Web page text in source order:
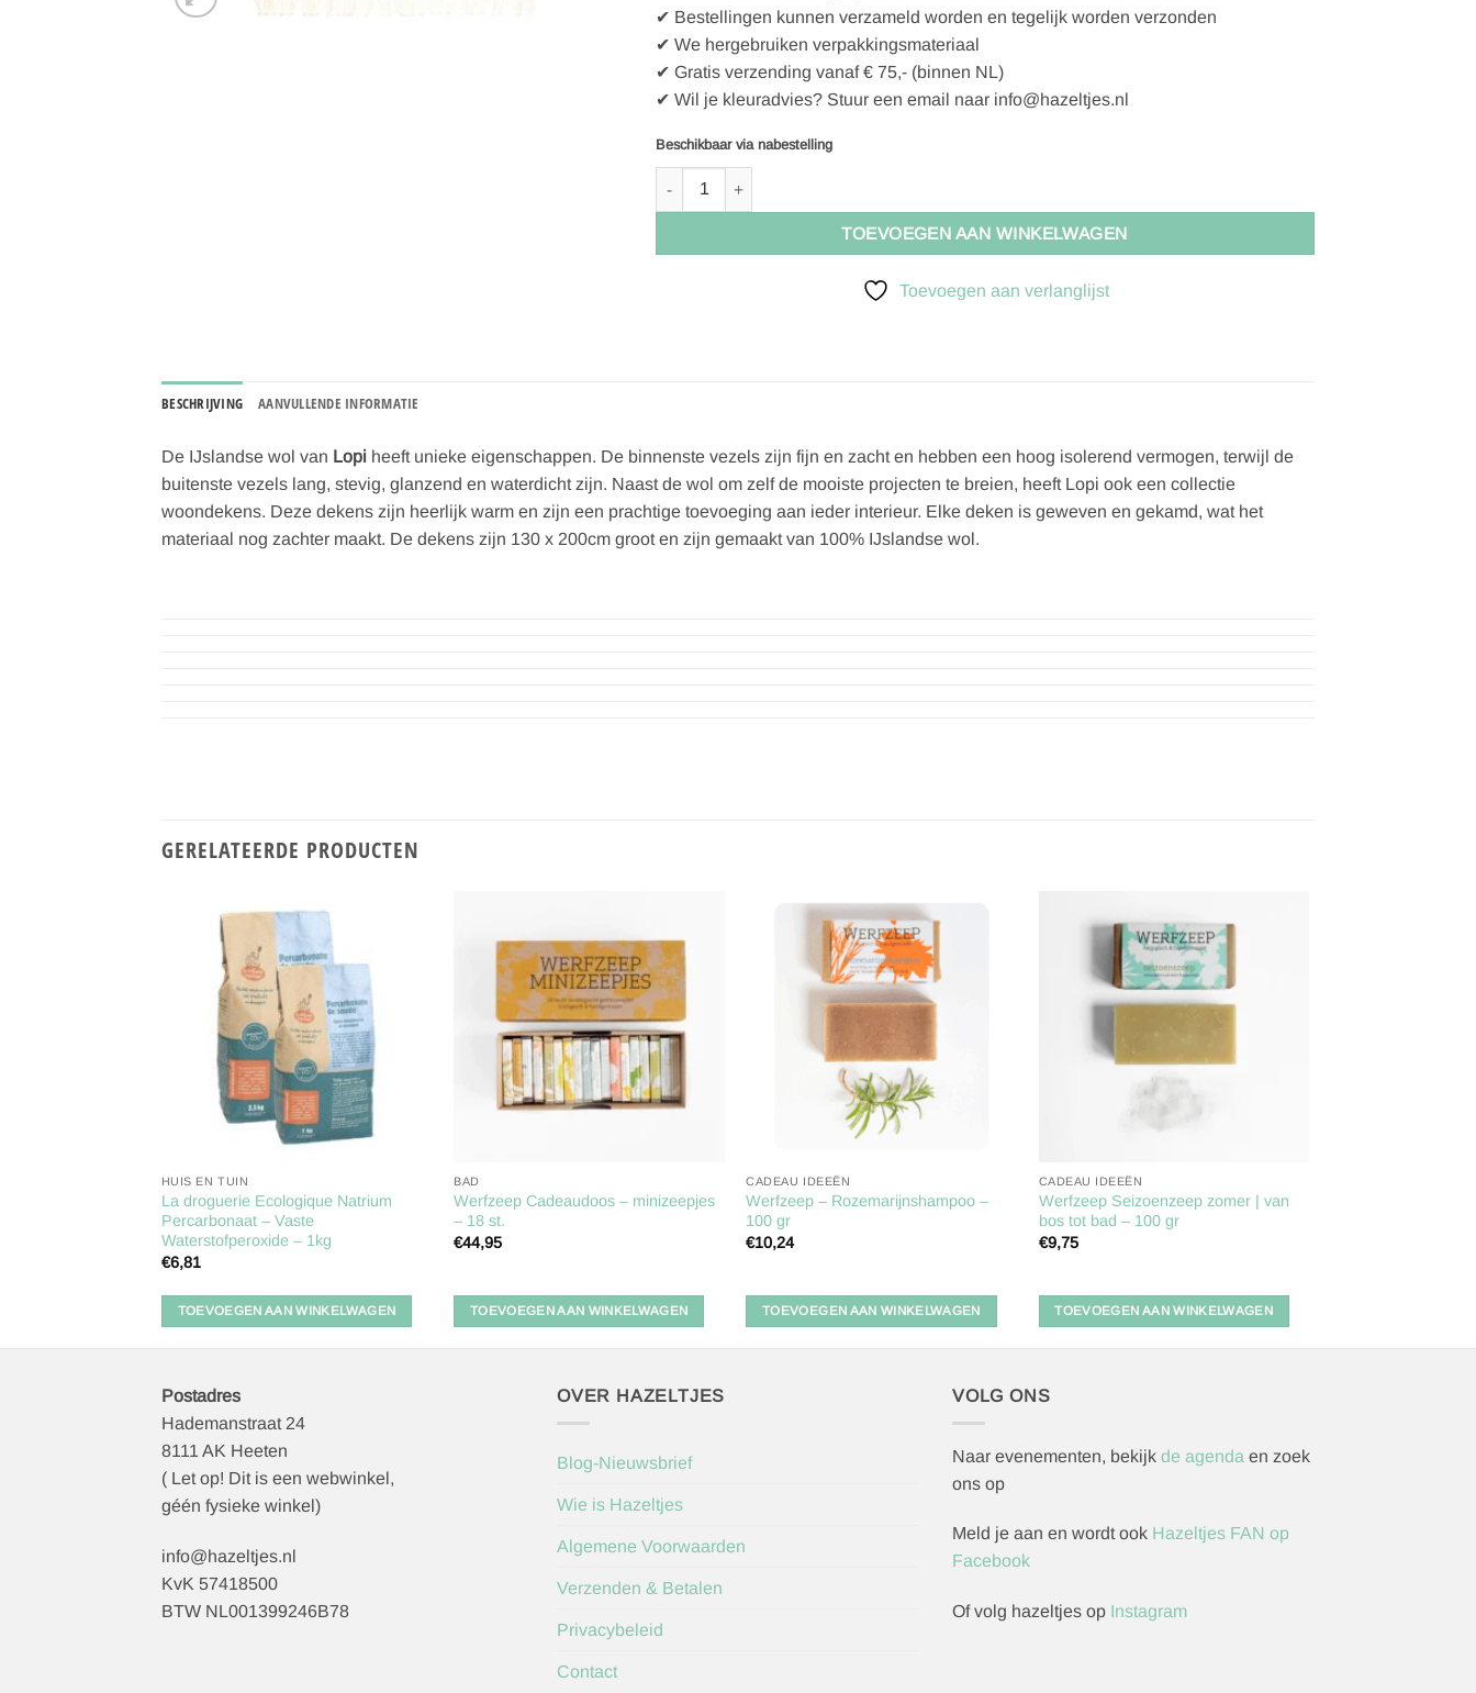
✔ Bestellingen kunnen verzameld worden en tegelijk worden verzonden
✔ We hergebruiken verpakkingsmateriaal
✔ Gratis verzending vanaf € 75,- (binnen NL)
✔ Wil je kleuradvies? Stuur een email naar info@hazeltjes.nl
Beschikbaar via nabestelling
Niet bio! Istex Lopi Álafoss Interior deken - Ægissíða- 130x200cm aantal
TOEVOEGEN AAN WINKELWAGEN
Toevoegen aan verlanglijst
BESCHRIJVING AANVULLENDE INFORMATIE
De IJslandse wol van Lopi heeft unieke eigenschappen. De binnenste vezels zijn fijn en zacht en hebben een hoog isolerend vermogen, terwijl de
buitenste vezels lang, stevig, glanzend en waterdicht zijn. Naast de wol om zelf de mooiste projecten te breien, heeft Lopi ook een collectie
woondekens. Deze dekens zijn heerlijk warm en zijn een prachtige toevoeging aan ieder interieur. Elke deken is geweven en gekamd, wat het
materiaal nog zachter maakt. De dekens zijn 130 x 200cm groot en zijn gemaakt van 100% IJslandse wol.
GERELATEERDE PRODUCTEN
HUIS EN TUIN
La droguerie Ecologique Natrium
Percarbonaat – Vaste
Waterstofperoxide – 1kg
€6,81
TOEVOEGEN AAN WINKELWAGEN
Toevoegen
aan
verlanglijst
BAD
Werfzeep Cadeaudoos – minizeepjes
– 18 st.
€44,95
TOEVOEGEN AAN WINKELWAGEN
verlanglijst
CADEAU IDEEËN
Werfzeep – Rozemarijnshampoo –
100 gr
€10,24
TOEVOEGEN AAN WINKELWAGEN
CADEAU IDEEËN
Werfzeep Seizoenzeep zomer | van
bos tot bad – 100 gr
€9,75
TOEVOEGEN AAN WINKELWAGEN
Postadres
Hademanstraat 24
8111 AK Heeten
( Let op! Dit is een webwinkel,
géén fysieke winkel)
info@hazeltjes.nl
KvK 57418500
BTW NL001399246B78
OVER HAZELTJES
Blog-Nieuwsbrief
Wie is Hazeltjes
Algemene Voorwaarden
Verzenden & Betalen
Privacybeleid
Contact
VOLG ONS
Naar evenementen, bekijk de agenda en zoek
ons op
Meld je aan en wordt ook Hazeltjes FAN op
Facebook
Of volg hazeltjes op Instagram